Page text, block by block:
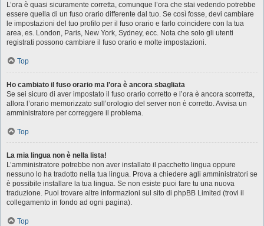
L’ora è quasi sicuramente corretta, comunque l’ora che stai vedendo potrebbe
essere quella di un fuso orario differente dal tuo. Se così fosse, devi cambiare
le impostazioni del tuo profilo per il fuso orario e farlo coincidere con la tua
area, es. London, Paris, New York, Sydney, ecc. Nota che solo gli utenti
registrati possono cambiare il fuso orario e molte impostazioni.
Top
Ho cambiato il fuso orario ma l’ora è ancora sbagliata
Se sei sicuro di aver impostato il fuso orario corretto e l’ora è ancora scorretta,
allora l’orario memorizzato sull’orologio del server non è corretto. Avvisa un
amministratore per correggere il problema.
Top
La mia lingua non è nella lista!
L’amministratore potrebbe non aver installato il pacchetto lingua oppure
nessuno lo ha tradotto nella tua lingua. Prova a chiedere agli amministratori se
è possibile installare la tua lingua. Se non esiste puoi fare tu una nuova
traduzione. Puoi trovare altre informazioni sul sito di phpBB Limited (trovi il
collegamento in fondo ad ogni pagina).
Top